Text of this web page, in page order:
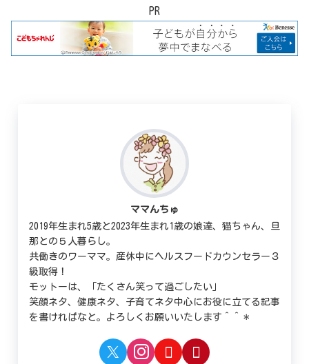
PR
ママんちゅ
2019年生まれ5歳と2023年生まれ1歳の娘達、猫ちゃん、旦
那との５人暮らし。
共働きのワーママ。産休中にヘルスフードカウンセラー３
級取得！
モットーは、「たくさん笑って過ごしたい」
笑顔ネタ、健康ネタ、子育てネタ中心にお役に立てる記事
を書ければなと。よろしくお願いいたします＾＾＊